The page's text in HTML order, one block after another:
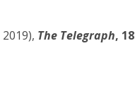
The Telegraph, 18